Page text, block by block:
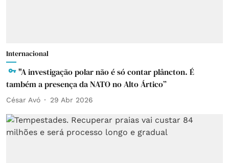
Internacional
"A investigação polar não é só contar plâncton. É
também a presença da NATO no Alto Ártico”
César Avó 29 Abr 2026